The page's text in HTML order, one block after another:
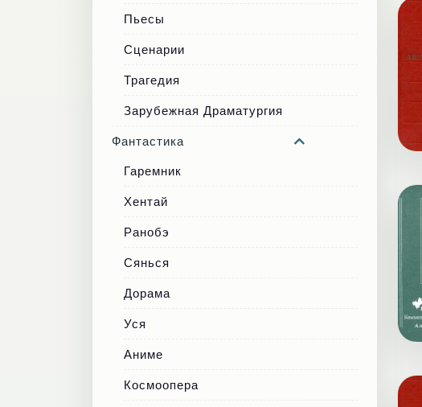
Пьесы
Сценарии
Трагедия
Зарубежная Драматургия
Фантастика
Гаремник
Хентай
Ранобэ
Сянься
Дорама
Уся
Аниме
Космоопера